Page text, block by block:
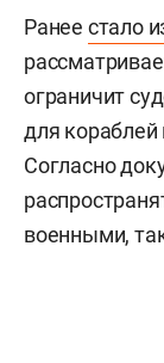
Ранее стало
ограничит
для
Согласно
военными,